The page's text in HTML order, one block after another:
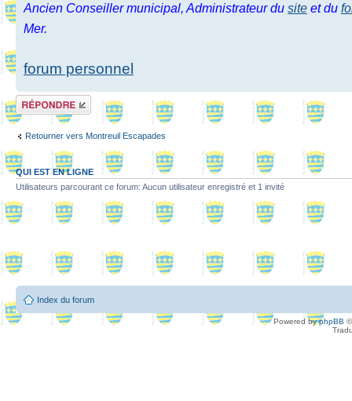
Ancien Conseiller municipal, Administrateur du site et du
Mer.
forum personnel
Répondre
Retourner vers Montreuil Escapades
QUI EST EN LIGNE
Utilisateurs parcourant ce forum: Aucun utilisateur enregistré et 1 invité
Index du forum
Powered byphpBB